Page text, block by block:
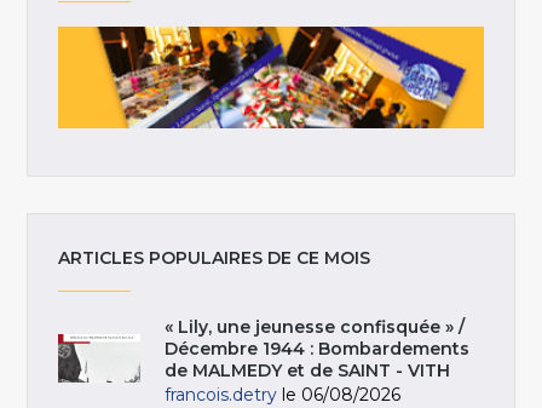
ARTICLES POPULAIRES DE CE MOIS
« Lily, une jeunesse confisquée » /
Décembre 1944 : Bombardements
de MALMEDY et de SAINT - VITH
francois.detry le 06/08/2026